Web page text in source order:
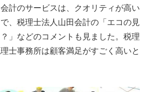
計のサービスは、クオリティが高い
、税理士法人山田会計の「エコの見
」などのコメントも見ました。税理
士事務所は顧客満足がすごく高いと